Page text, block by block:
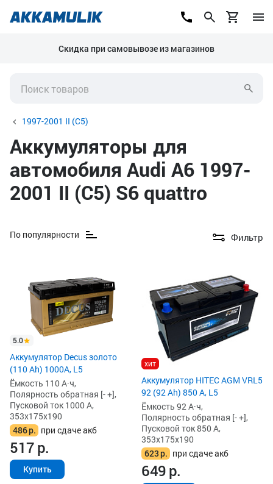
Скидка при самовывозе из магазинов
1997-2001 II (C5)
Аккумуляторы для
автомобиля Audi A6 1997-
2001 II (C5) S6 quattro
По популярности Фильтр
5.0
Аккумулятор Decus золото
(110 Ah) 1000A, L5
Ёмкость 110 А·ч,
Полярность обратная [- +],
Пусковой ток 1000 А,
353x175x190
486р. при сдаче акб
517р.
Купить
хит
Аккумулятор HITEC AGM VRL5
92 (92 Ah) 850 А, L5
Ёмкость 92 А·ч,
Полярность обратная [- +],
Пусковой ток 850 А,
353x175x190
623р. при сдаче акб
649р.